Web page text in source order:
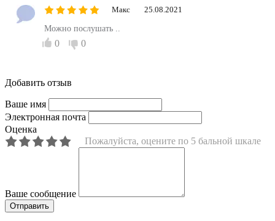
Макс 25.08.2021
Можно послушать ..
0 0
Добавить отзыв
Ваше имя
Электронная почта
Оценка
Пожалуйста, оцените по 5 бальной шкале
Ваше сообщение